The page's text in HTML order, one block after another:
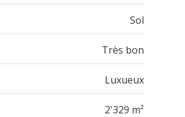
Sol
Très bon
Luxueux
2'329 m²